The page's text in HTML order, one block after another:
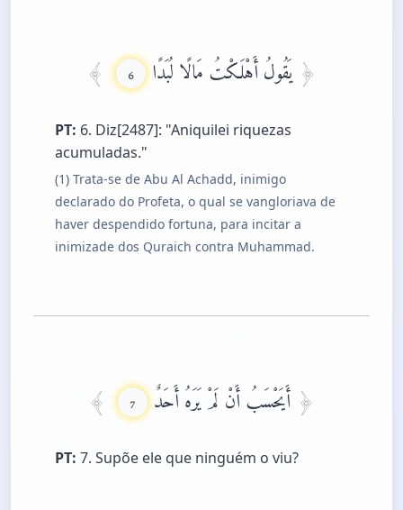
يَقُولُ أَهْلَكْتُ مَالًا لُبَدًا 6
PT: 6. Diz[2487]: "Aniquilei riquezas
acumuladas."
(1) Trata-se de Abu Al Achadd, inimigo
declarado do Profeta, o qual se vangloriava de
haver despendido fortuna, para incitar a
inimizade dos Quraich contra Muhammad.
أَيَحْسَبُ أَنْ لَمْ يَرَهُ أَحَدٌ 7
PT: 7. Supõe ele que ninguém o viu?